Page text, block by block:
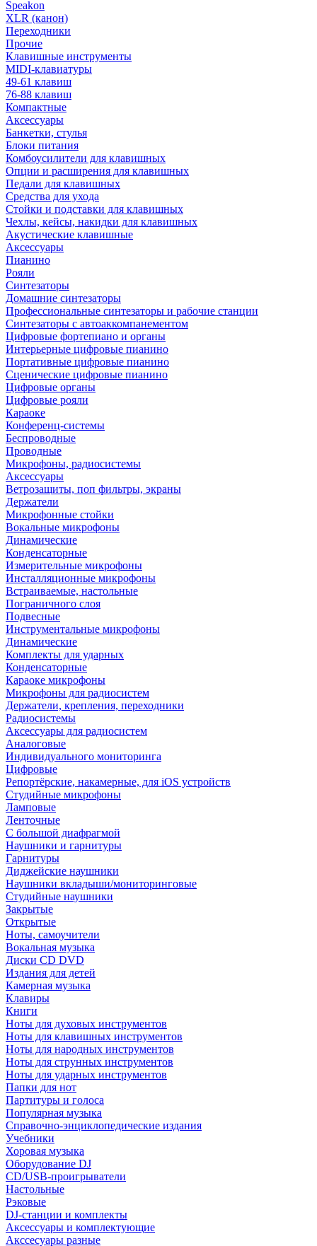
Speakon
XLR (канон)
Переходники
Прочие
Клавишные инструменты
MIDI-клавиатуры
49-61 клавиш
76-88 клавиш
Компактные
Аксессуары
Банкетки, стулья
Блоки питания
Комбоусилители для клавишных
Опции и расширения для клавишных
Педали для клавишных
Средства для ухода
Стойки и подставки для клавишных
Чехлы, кейсы, накидки для клавишных
Акустические клавишные
Аксессуары
Пианино
Рояли
Синтезаторы
Домашние синтезаторы
Профессиональные синтезаторы и рабочие станции
Синтезаторы с автоаккомпанементом
Цифровые фортепиано и органы
Интерьерные цифровые пианино
Портативные цифровые пианино
Сценические цифровые пианино
Цифровые органы
Цифровые рояли
Караоке
Конференц-системы
Беспроводные
Проводные
Микрофоны, радиосистемы
Аксессуары
Ветрозащиты, поп фильтры, экраны
Держатели
Микрофонные стойки
Вокальные микрофоны
Динамические
Конденсаторные
Измерительные микрофоны
Инсталляционные микрофоны
Встраиваемые, настольные
Пограничного слоя
Подвесные
Инструментальные микрофоны
Динамические
Комплекты для ударных
Конденсаторные
Караоке микрофоны
Микрофоны для радиосистем
Держатели, крепления, переходники
Радиосистемы
Аксессуары для радиосистем
Аналоговые
Индивидуального мониторинга
Цифровые
Репортёрские, накамерные, для iOS устройств
Студийные микрофоны
Ламповые
Ленточные
С большой диафрагмой
Наушники и гарнитуры
Гарнитуры
Диджейские наушники
Наушники вкладыши/мониторинговые
Студийные наушники
Закрытые
Открытые
Ноты, самоучители
Вокальная музыка
Диски CD DVD
Издания для детей
Камерная музыка
Клавиры
Книги
Ноты для духовых инструментов
Ноты для клавишных инструментов
Ноты для народных инструментов
Ноты для струнных инструментов
Ноты для ударных инструментов
Папки для нот
Партитуры и голоса
Популярная музыка
Справочно-энциклопедические издания
Учебники
Хоровая музыка
Оборудование DJ
CD/USB-проигрыватели
Настольные
Рэковые
DJ-станции и комплекты
Аксессуары и комплектующие
Акссесуары разные